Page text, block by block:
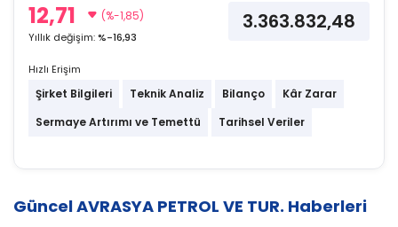
12,71 (%-1,85)
Yıllık değişim:%-16,93
3.363.832,48
Hızlı Erişim
Şirket Bilgileri Teknik Analiz Bilanço
Kâr Zarar
Sermaye Artırımı ve Temettü
Tarihsel Veriler
Güncel AVRASYA PETROL VE TUR. Haberleri